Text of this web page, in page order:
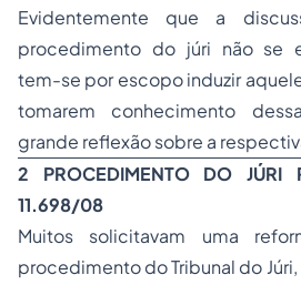
Evidentemente que a
procedimento do júri não se
tem-se por escopo induzir
tomarem conhecimento
grande reflexão sobre a
2 PROCEDIMENTO DO JÚRI
11.698/08
Muitos solicitavam uma
procedimento do Tribunal do